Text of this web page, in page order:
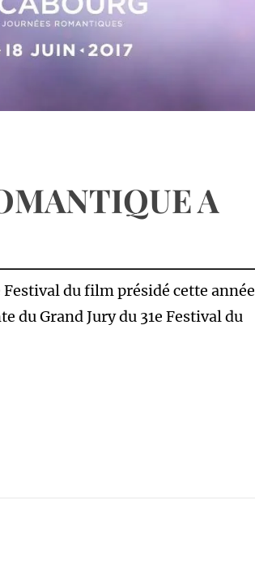
A
Festival du film présidé cette année
Grand Jury du 31e Festival du